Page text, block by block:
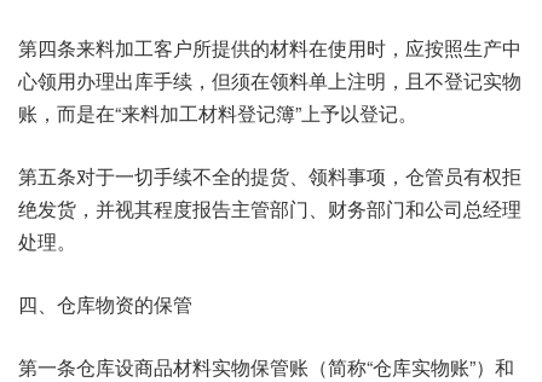
第四条来料加工客户所提供的材料在使用时，应按照生产中
心领用办理出库手续，但须在领料单上注明，且不登记实物
账，而是在“来料加工材料登记簿”上予以登记。
第五条对于一切手续不全的提货、领料事项，仓管员有权拒
绝发货，并视其程度报告主管部门、财务部门和公司总经理
处理。
四、仓库物资的保管
第一条仓库设商品材料实物保管账（简称“仓库实物账”）和